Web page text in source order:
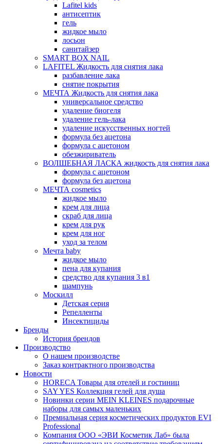
Lafitel kids
антисептик
гель
жидкое мыло
лосьон
санитайзер
SMART BOX NAIL
LAFITEL Жидкость для снятия лака
разбавление лака
снятие покрытия
МЕЧТА Жидкость для снятия лака
универсальное средство
удаление биогеля
удаление гель-лака
удаление искусственных ногтей
формула без ацетона
формула с ацетоном
обезжириватель
ВОЛШЕБНАЯ ЛАСКА жидкость для снятия лака
формула с ацетоном
формула без ацетона
МЕЧТА cosmetics
жидкое мыло
крем для лица
скраб для лица
крем для рук
крем для ног
уход за телом
Мечта baby
жидкое мыло
пена для купания
средство для купания 3 в1
шампунь
Москилл
Детская серия
Репелленты
Инсектициды
Бренды
История брендов
Производство
О нашем производстве
Заказ контрактного производства
Новости
HORECA Товары для отелей и гостиниц
SAY YES Коллекция гелей для душа
Новинки серии MEIN KLEINES подарочные
наборы для самых маленьких
Премиальная серия косметических продуктов EVI
Professional
Компания ООО «ЭВИ Косметик Лаб» была